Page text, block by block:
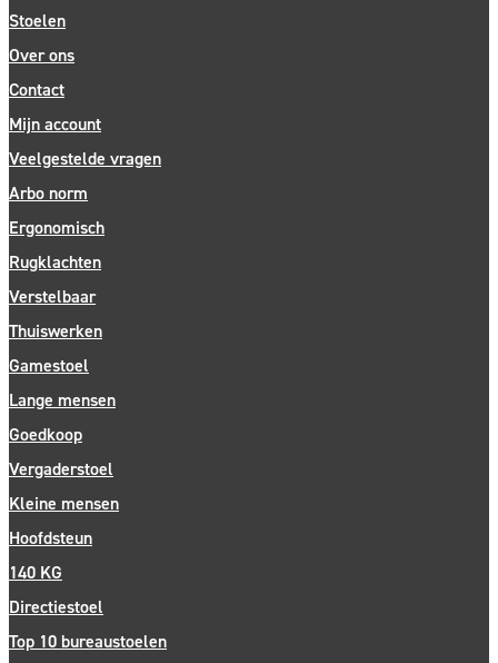
Stoelen
Over ons
Contact
Mijn account
Veelgestelde vragen
Arbo norm
Ergonomisch
Rugklachten
Verstelbaar
Thuiswerken
Gamestoel
Lange mensen
Goedkoop
Vergaderstoel
Kleine mensen
Hoofdsteun
140 KG
Directiestoel
Top 10 bureaustoelen